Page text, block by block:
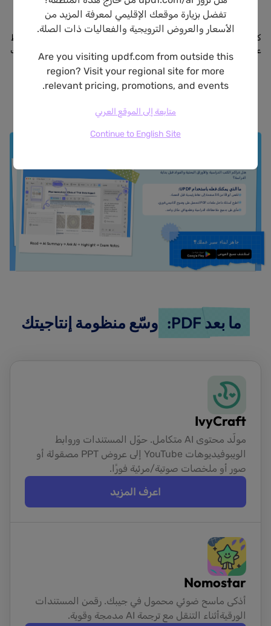
تفضل بزيارة موقعك الإقليمي لمعرفة المزيد من
الأسعار والعروض الترويجية والفعاليات ذات الصلة.
Are you visiting updf.com from outside this
region? Visit your regional site for more
relevant pricing, promotions, and events.
متابعة إلى الموقع العربي
Continue to English Site
ما هدفك هذا الموسم؟
كل موسم جديد يجلب أولويات جديدة. سواء كنت تستعد للدروس، أو تخطط
للحصص، أو تنجز
مشاريع جديدة، أو تطور أعمالك، يساعدك UPDF على البقاء
في المقدمة بسير عمل مستندات أكثر ذكاءً.
هل تتراكم الكتب الدراسية والأوراق البحثية والمواد قبل بداية
الدراسة؟
ما الذي يمكنك فعله باستخدام UPDF:
لخّص أوراقًا من 30 صفحة إلى نقاط رئيسية قبل الحصة.
اطرح أسئلة داخل ملفات PDF لتحصل على وضوح أكاديمي فوري.
علّق على جميع ملاحظاتك الدراسية ونظمها في مكان واحد.
جاهز لبناء سير عملك؟
استكشف جميع العروض تنزيل مجاني
ما بعد PDF: وسّع منظومة إنتاجيتك
IvyCraft
مولّد محتوى AI متكامل. حوّل المستندات وروابط
الويب
وفيديوهات YouTube إلى عروض PPT مصقولة أو
صور أو ملخصات صوتية/مرئية فورًا.
اعرف المزيد
Nomostar
أذكى ماسح ضوئي محمول في جيبك. رقمن المستندات
الورقيةأثناء التنقل مع ترجمة AI مدمجة وقوية.